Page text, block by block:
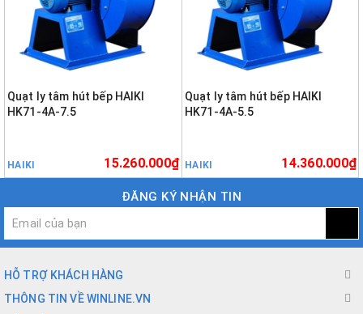
Quạt ly tâm hút bếp HAIKI
HK71-4A-7.5
HAIKI 15.260.000₫
Quạt ly tâm hút bếp HAIKI
HK71-4A-5.5
HAIKI 14.360.000₫
ĐĂNG KÝ NHẬN TIN
HỖ TRỢ KHÁCH HÀNG
THÔNG TIN VỀ WINLINE.VN